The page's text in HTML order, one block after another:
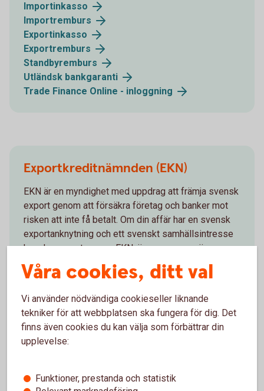
Importinkasso
Importremburs
Exportinkasso
Exportremburs
Standbyremburs
Utländsk bankgaranti
Trade Finance Online - inloggning
Exportkreditnämnden (EKN)
EKN är en myndighet med uppdrag att främja svensk
export genom att försäkra företag och banker mot
risken att inte få betalt. Om din affär har en svensk
exportanknytning och ett svenskt samhällsintresse
kan den garanteras av EKN, även om varan är
tillverkad i ett annat land.
Våra cookies, ditt val
Vi använder nödvändiga cookieseller liknande
tekniker för att webbplatsen ska fungera för dig. Det
finns även cookies du kan välja som förbättrar din
upplevelse:
Funktioner, prestanda och statistik